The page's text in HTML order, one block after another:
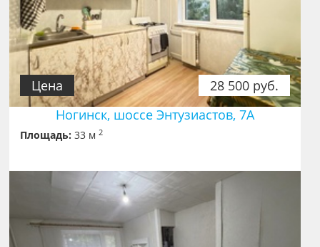
28 500 руб.
Цена
Ногинск, шоссе Энтузиастов, 7А
Площадь: 33 м2